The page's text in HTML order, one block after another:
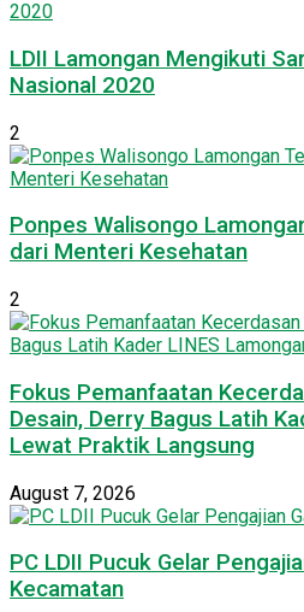
LDII Lamongan Mengikuti
Nasional 2020
2
Ponpes Walisongo
dari Menteri Kesehatan
2
Fokus Pemanfaatan
Desain, Derry Bagus Latih
Lewat Praktik Langsung
August 7, 2026
PC LDII Pucuk Gelar
Kecamatan